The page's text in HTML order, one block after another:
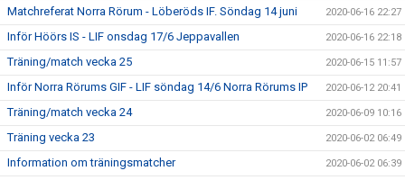
Matchreferat Norra Rörum - Löberöds IF. Söndag 14 juni 2020-06-16 22:27
Inför Höörs IS - LIF onsdag 17/6 Jeppavallen 2020-06-16 22:18
Träning/match vecka 25 2020-06-15 11:57
Inför Norra Rörums GIF - LIF söndag 14/6 Norra Rörums IP 2020-06-12 20:41
Träning/match vecka 24 2020-06-09 10:16
Träning vecka 23 2020-06-02 06:49
Information om träningsmatcher 2020-06-02 06:39